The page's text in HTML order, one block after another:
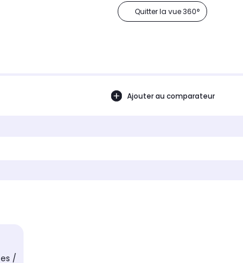
Quitter la vue 360°
Ajouter au comparateur
/